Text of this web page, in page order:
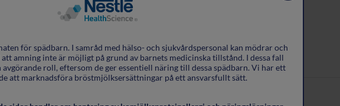
för spädbarn. I samråd med hälso- och sjukvårdspersonal kan mödrar och
amning inte är möjligt på grund av barnets medicinska tillstånd. I dessa fall
roll, eftersom de ger essentiell näring till dessa spädbarn. Vi har ett
att marknadsföra bröstmjölksersättningar på ett ansvarsfullt sätt.